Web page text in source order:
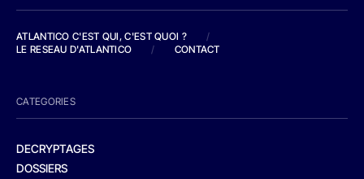
ATLANTICO C'EST QUI, C'EST QUOI ?
/
LE RESEAU D'ATLANTICO
/ CONTACT
CATEGORIES
DECRYPTAGES
DOSSIERS